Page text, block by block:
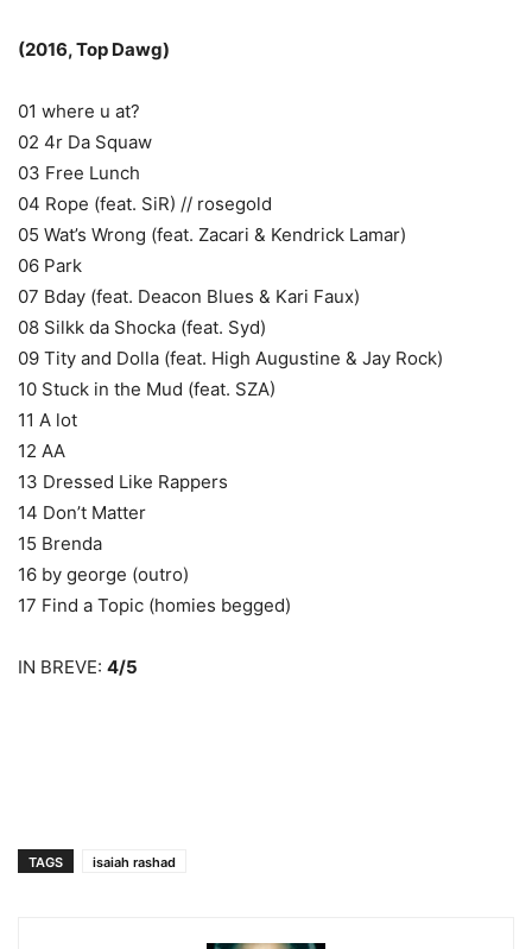
(2016, Top Dawg)
01 where u at?
02 4r Da Squaw
03 Free Lunch
04 Rope (feat. SiR) // rosegold
05 Wat’s Wrong (feat. Zacari & Kendrick Lamar)
06 Park
07 Bday (feat. Deacon Blues & Kari Faux)
08 Silkk da Shocka (feat. Syd)
09 Tity and Dolla (feat. High Augustine & Jay Rock)
10 Stuck in the Mud (feat. SZA)
11 A lot
12 AA
13 Dressed Like Rappers
14 Don’t Matter
15 Brenda
16 by george (outro)
17 Find a Topic (homies begged)
IN BREVE: 4/5
TAGS isaiah rashad